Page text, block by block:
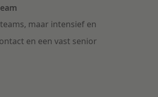
maar intensief en
en een vast senior